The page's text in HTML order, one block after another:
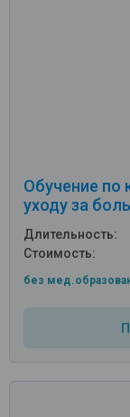
Обучение по
уходу за
Длительность:
Стоимость:
без